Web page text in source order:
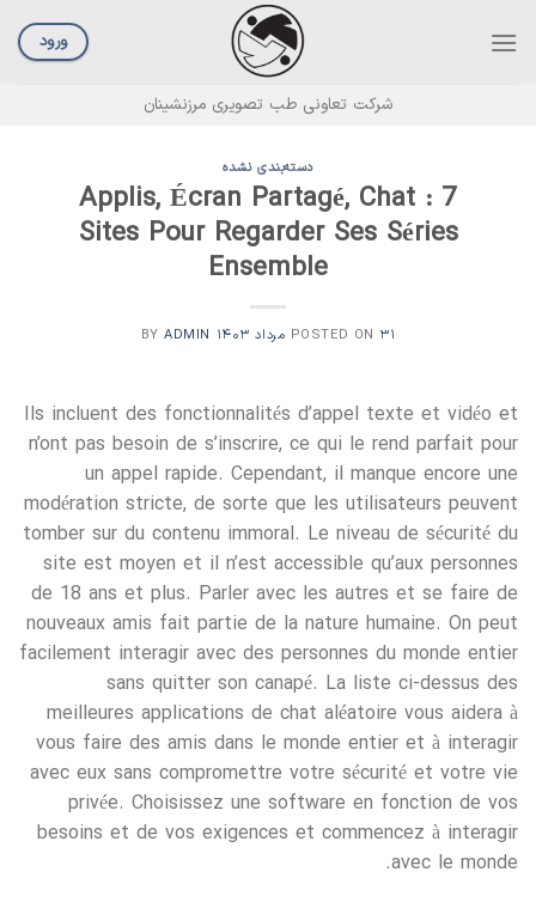
ورود
شرکت تعاونی طب تصویری مرزنشینان
دسته‌بندی نشده
Applis, Écran Partagé, Chat : 7
Sites Pour Regarder Ses Séries
Ensemble
POSTED ON ۳۱ مرداد ۱۴۰۳ ADMIN
Ils incluent des fonctionnalités d’appel texte et vidéo et
n’ont pas besoin de s’inscrire, ce qui le rend parfait pour
un appel rapide. Cependant, il manque encore une
modération stricte, de sorte que les utilisateurs peuvent
tomber sur du contenu immoral. Le niveau de sécurité du
site est moyen et il n’est accessible qu’aux personnes
de 18 ans et plus. Parler avec les autres et se faire de
nouveaux amis fait partie de la nature humaine. On peut
facilement interagir avec des personnes du monde entier
sans quitter son canapé. La liste ci-dessus des
meilleures applications de chat aléatoire vous aidera à
vous faire des amis dans le monde entier et à interagir
avec eux sans compromettre votre sécurité et votre vie
privée. Choisissez une software en fonction de vos
besoins et de vos exigences et commencez à interagir
avec le monde.